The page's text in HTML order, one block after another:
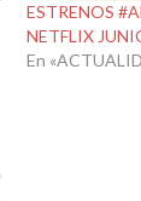
ESTRENOS
NETFLIX
En